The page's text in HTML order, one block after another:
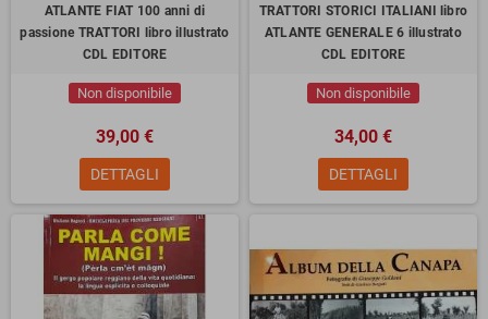
ATLANTE FIAT 100 anni di
passione TRATTORI libro illustrato
CDL EDITORE
Non disponibile
39,00 €
DETTAGLI
TRATTORI STORICI ITALIANI libro
ATLANTE GENERALE 6 illustrato
CDL EDITORE
Non disponibile
34,00 €
DETTAGLI